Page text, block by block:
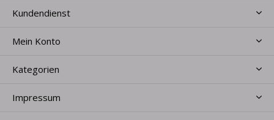
Kundendienst
Mein Konto
Kategorien
Impressum